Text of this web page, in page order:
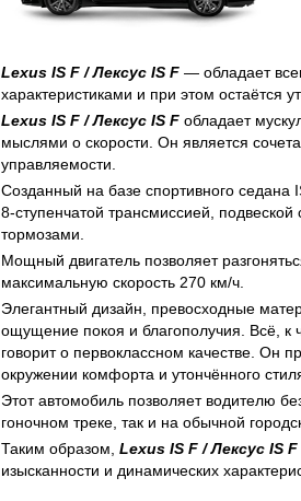
Lexus IS F / Лексус IS F — обладает
характеристиками и при этом остаётся
Lexus IS F / Лексус IS F обладает
мыслями о скорости. Он является
управляемости.
Созданный на базе спортивного
8-ступенчатой трансмиссией,
тормозами.
Мощный двигатель позволяет
максимальную скорость 270 км/ч.
Элегантный дизайн, превосходные
ощущение покоя и благополучия. Всё, к
говорит о первоклассном качестве. Он
окружении комфорта и утончённого
Этот автомобиль позволяет водителю
гоночном треке, так и на обычной
Таким образом, Lexus IS F / Лексус IS F
изысканности и динамических